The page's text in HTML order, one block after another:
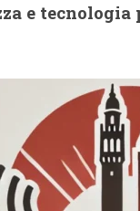
e tecnologia